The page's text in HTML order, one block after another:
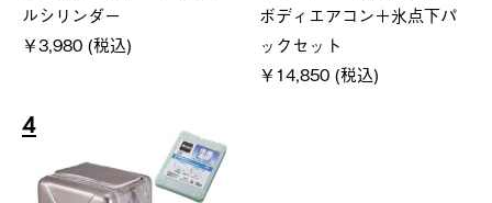
ルシリンダー
￥3,980 (税込)
ボディエアコン＋氷点下パ
ックセット
￥14,850 (税込)
4